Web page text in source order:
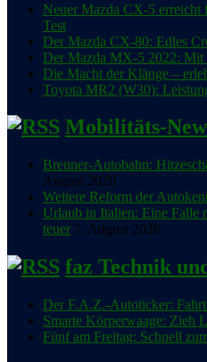
Neuer Mazda CX-5
Test
Der Mazda CX-80: Edles
Der Mazda MX-5 2022: Mit
Die Macht der Klänge –
Toyota MR2 (W30):
Mobilitäts-
Brenner-Autobahn:
August 2026
Weitere Reform der
Urlaub in Italien: Eine Falle
teuer 7. August 2026
faz Technik
Der F.A.Z.-Autoticker:
Smarte Körperwaage: Zieh
Fünf am Freitag: Schnell